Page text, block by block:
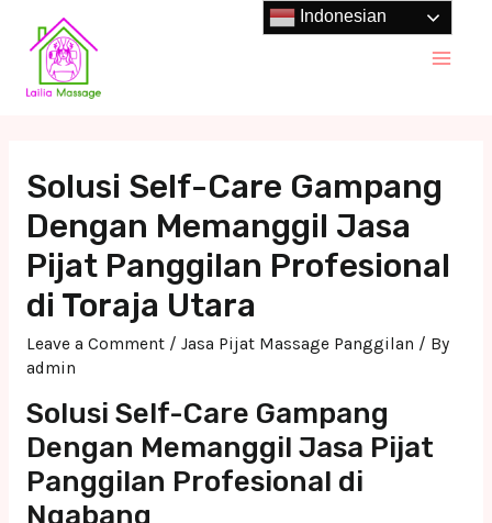
content
Solusi Self-Care Gampang
Dengan Memanggil Jasa
Pijat Panggilan Profesional
di Toraja Utara
Leave a Comment / Jasa Pijat Massage Panggilan / By
admin
Solusi Self-Care Gampang
Dengan Memanggil Jasa Pijat
Panggilan Profesional di
Ngabang
Indonesian